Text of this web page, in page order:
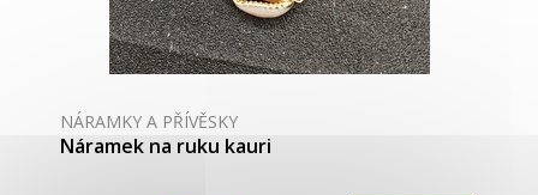
NÁRAMKY A PŘÍVĚSKY
Náramek na ruku kauri